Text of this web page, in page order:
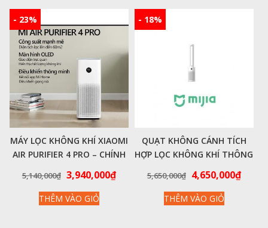
- 23%
MÁY LỌC KHÔNG KHÍ XIAOMI
AIR PURIFIER 4 PRO – CHÍNH
5,140,000₫ Giá
là:
3,940,000₫Giá
THÊM VÀO GIỎ
- 18%
QUẠT KHÔNG CÁNH TÍCH
HỢP LỌC KHÔNG KHÍ THÔNG
MINH MIJIA WYJHS01ZM
5,650,000₫ Giá
là:
4,650,000₫Giá
THÊM VÀO GIỎ